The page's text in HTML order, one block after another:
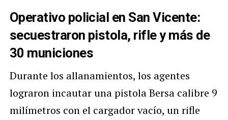
Operativo policial en San Vicente:
secuestraron pistola, rifle y más de
30 municiones
Durante los allanamientos, los agentes
lograron incautar una pistola Bersa calibre 9
milímetros con el cargador vacío, un rifle